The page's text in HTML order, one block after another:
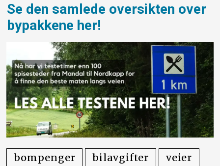
Se den samlede oversikten over
bypakkene her!
bompenger bilavgifter
veier